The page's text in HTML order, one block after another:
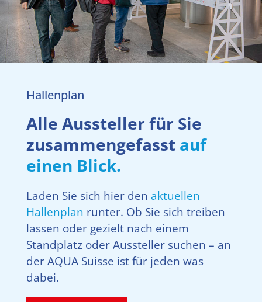
Hallenplan
Alle Aussteller für Sie
zusammengefasst auf
einen Blick.
Laden Sie sich hier den aktuellen
Hallenplan runter. Ob Sie sich treiben
lassen oder gezielt nach einem
Standplatz oder Aussteller suchen – an
der AQUA Suisse ist für jeden was
dabei.